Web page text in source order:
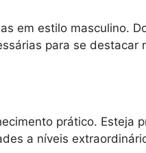
em estilo masculino.
para se destacar
prático. Esteja
a níveis